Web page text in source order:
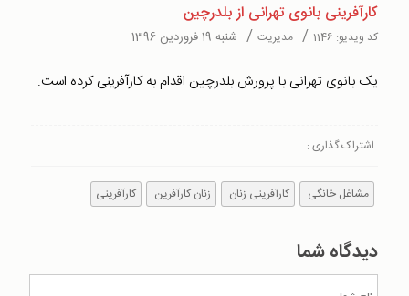
کارآفرینی بانوی تهرانی از بلدرچین
کد ویدیو: 1146
/ مدیریت/ شنبه 19 فروردین 1396
یک بانوی تهرانی با پرورش بلدرچین اقدام به کارآفرینی کرده است.
اشتراک گذاری :
مشاغل خانگی کارآفرینی زنان زنان کارآفرین کارآفرینی
دیدگاه شما